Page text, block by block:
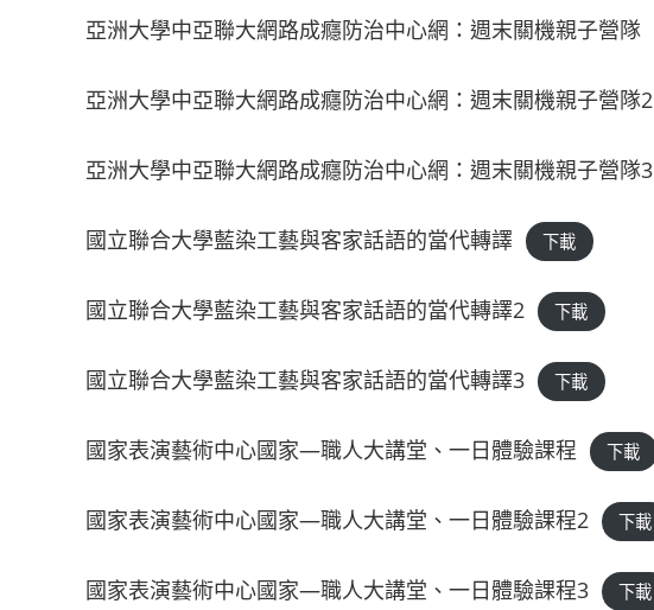
亞洲大學中亞聯大網路成癮防治中心網：週末關機親子營隊
亞洲大學中亞聯大網路成癮防治中心網：週末關機親子營隊2
亞洲大學中亞聯大網路成癮防治中心網：週末關機親子營隊3
國立聯合大學藍染工藝與客家話語的當代轉譯 下載
國立聯合大學藍染工藝與客家話語的當代轉譯2 下載
國立聯合大學藍染工藝與客家話語的當代轉譯3 下載
國家表演藝術中心國家—職人大講堂、一日體驗課程 下載
國家表演藝術中心國家—職人大講堂、一日體驗課程2 下載
國家表演藝術中心國家—職人大講堂、一日體驗課程3 下載